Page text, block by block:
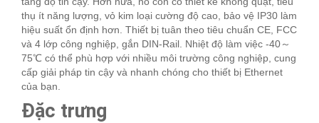
thụ ít năng lượng, vỏ kim loại cường độ cao, bảo vệ IP30 làm
hiệu suất ổn định hơn. Thiết bị tuân theo tiêu chuẩn CE, FCC
và 4 lớp công nghiệp, gắn DIN-Rail. Nhiệt độ làm việc -40～
75℃ có thể phù hợp với nhiều môi trường công nghiệp, cung
cấp giải pháp tin cậy và nhanh chóng cho thiết bị Ethernet
của bạn.
Đặc trưng